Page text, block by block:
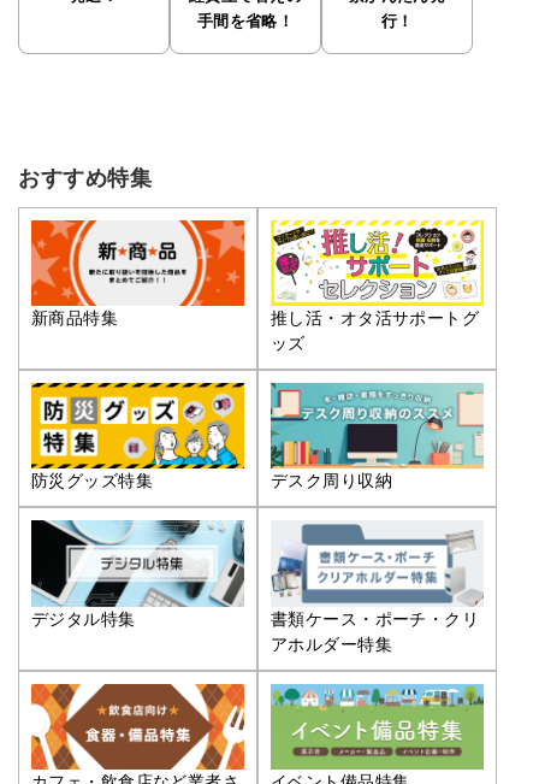
手間を省略！
行！
おすすめ特集
新商品特集
推し活・オタ活サポートグ
ッズ
防災グッズ特集 デスク周り収納
デジタル特集
書類ケース・ポーチ・クリ
アホルダー特集